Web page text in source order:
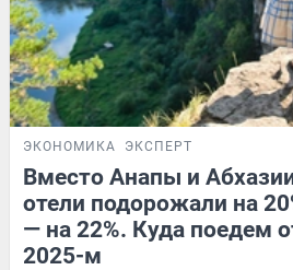
ЭКОНОМИКА ЭКСПЕРТ
Вместо Анапы и
отели подорожали на
— на 22%. Куда поедем
2025-м